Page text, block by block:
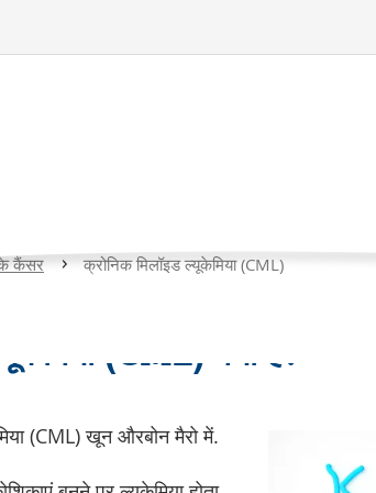
ल्यूकेमिया (CML)
कैंसर क्रोनिक मिलॉइड ल्यूकेमिया (CML)वर्तमान
(CML) क्या है?
(CML) खून औरबोन मैरो में.